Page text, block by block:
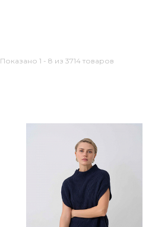
Показано 1 - 8 из 3714 товаров